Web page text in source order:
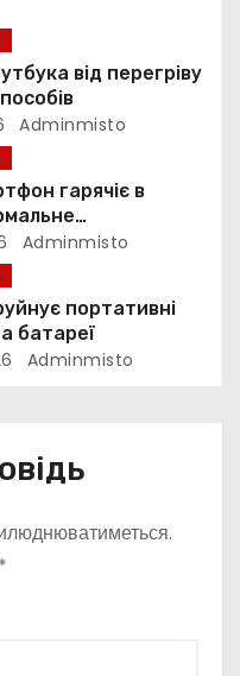
від перегріву
Adminmisto
гарячіє в
Adminmisto
портативні
батареї
Adminmisto
*